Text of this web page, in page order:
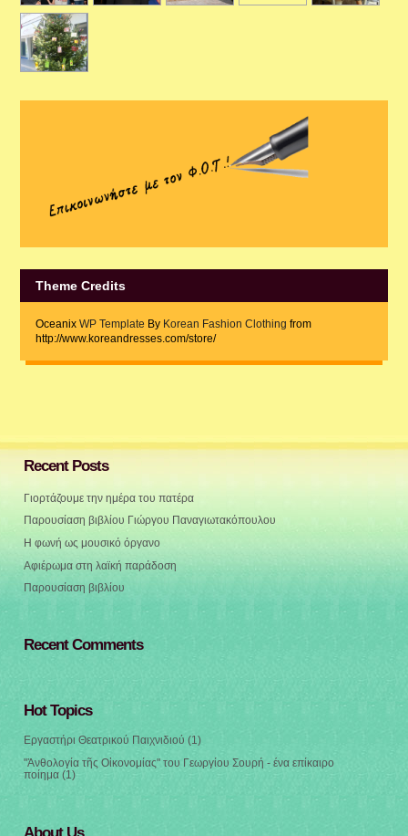
Theme Credits
Oceanix WP Template By Korean Fashion Clothing from
http://www.koreandresses.com/store/
Recent Posts
Γιορτάζουμε την ημέρα του πατέρα
Παρουσίαση βιβλίου Γιώργου Παναγιωτακόπουλου
Η φωνή ως μουσικό όργανο
Αφιέρωμα στη λαϊκή παράδοση
Παρουσίαση βιβλίου
Recent Comments
Hot Topics
Εργαστήρι Θεατρικού Παιχνιδιού (1)
"Ἀνθολογία τῆς Οἰκονομίας" του Γεωργίου Σουρή - ένα επίκαιρο
ποίημα (1)
About Us